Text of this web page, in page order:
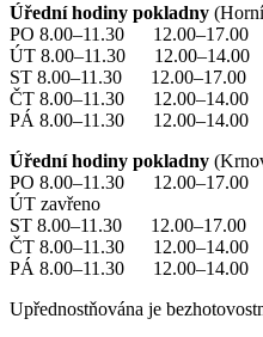
Úřední hodiny pokladny
PO 8.00–11.30 12.00–17.00
ÚT 8.00–11.30 12.00–14.00
ST 8.00–11.30 12.00–17.00
ČT 8.00–11.30 12.00–14.00
PÁ 8.00–11.30 12.00–14.00
Úřední hodiny pokladny
PO 8.00–11.30 12.00–17.00
ÚT zavřeno
ST 8.00–11.30 12.00–17.00
ČT 8.00–11.30 12.00–14.00
PÁ 8.00–11.30 12.00–14.00
Upřednostňována je